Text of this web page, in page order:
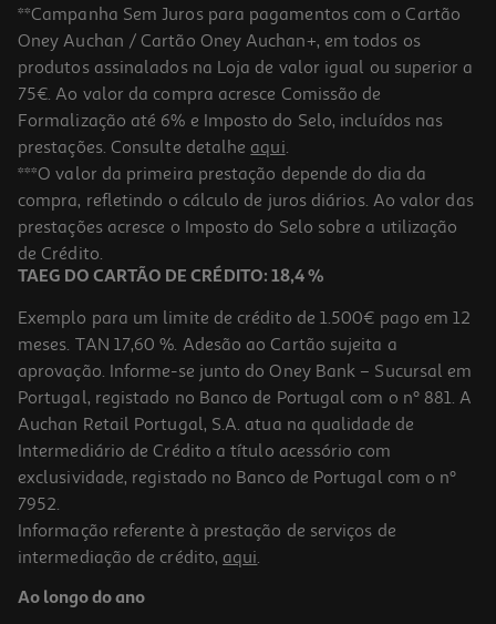
**Campanha Sem Juros para pagamentos com o Cartão
Oney Auchan / Cartão Oney Auchan+, em todos os
produtos assinalados na Loja de valor igual ou superior a
75€. Ao valor da compra acresce Comissão de
Formalização até 6% e Imposto do Selo, incluídos nas
prestações. Consulte detalhe aqui.
***O valor da primeira prestação depende do dia da
compra, refletindo o cálculo de juros diários. Ao valor das
prestações acresce o Imposto do Selo sobre a utilização
de Crédito.
TAEG DO CARTÃO DE CRÉDITO: 18,4 %
Exemplo para um limite de crédito de 1.500€ pago em 12
meses. TAN 17,60 %. Adesão ao Cartão sujeita a
aprovação. Informe-se junto do Oney Bank – Sucursal em
Portugal, registado no Banco de Portugal com o nº 881. A
Auchan Retail Portugal, S.A. atua na qualidade de
Intermediário de Crédito a título acessório com
exclusividade, registado no Banco de Portugal com o nº
7952.
Informação referente à prestação de serviços de
intermediação de crédito, aqui.
Ao longo do ano